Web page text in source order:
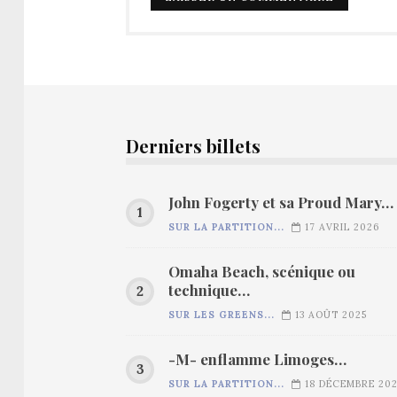
Derniers billets
John Fogerty et sa Proud Mary…
SUR LA PARTITION... 17 AVRIL 2026
Omaha Beach, scénique ou
technique…
SUR LES GREENS... 13 AOÛT 2025
-M- enflamme Limoges…
SUR LA PARTITION... 18 DÉCEMBRE